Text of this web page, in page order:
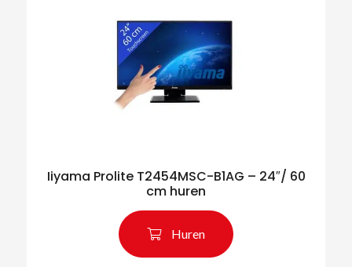
Iiyama Prolite T2454MSC-B1AG – 24″/ 60
cm huren
Huren